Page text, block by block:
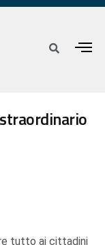
tutto ai cittadini